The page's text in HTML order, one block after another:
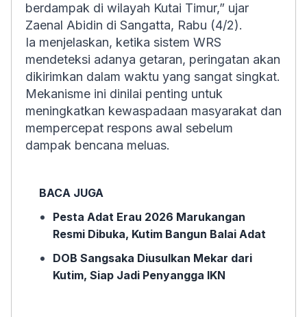
berdampak di wilayah Kutai Timur,” ujar
Zaenal Abidin di Sangatta, Rabu (4/2).
Ia menjelaskan, ketika sistem WRS
mendeteksi adanya getaran, peringatan akan
dikirimkan dalam waktu yang sangat singkat.
Mekanisme ini dinilai penting untuk
meningkatkan kewaspadaan masyarakat dan
mempercepat respons awal sebelum
dampak bencana meluas.
BACA JUGA
Pesta Adat Erau 2026 Marukangan
Resmi Dibuka, Kutim Bangun Balai Adat
DOB Sangsaka Diusulkan Mekar dari
Kutim, Siap Jadi Penyangga IKN